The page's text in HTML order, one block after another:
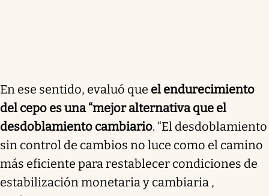
En ese sentido, evaluó que el endurecimiento
del cepo es una “mejor alternativa que el
desdoblamiento cambiario. “El desdoblamiento
sin control de cambios no luce como el camino
más eficiente para restablecer condiciones de
estabilización monetaria y cambiaria ,